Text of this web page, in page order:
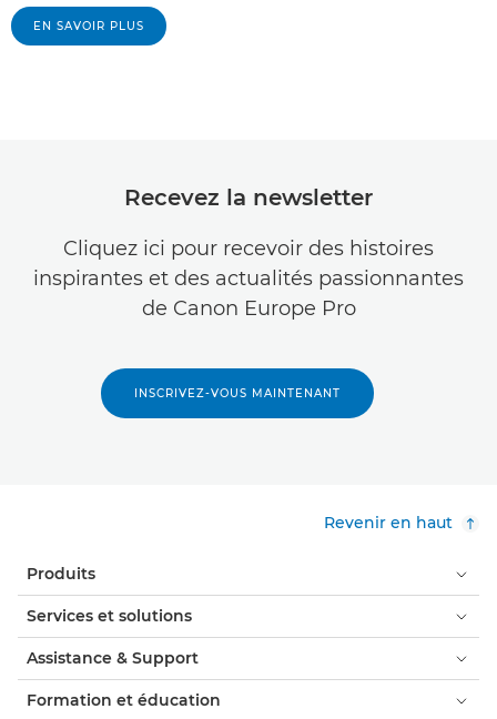
EN SAVOIR PLUS
Recevez la newsletter
Cliquez ici pour recevoir des histoires
inspirantes et des actualités passionnantes
de Canon Europe Pro
INSCRIVEZ-VOUS MAINTENANT
Revenir en haut
Produits
Services et solutions
Assistance & Support
Formation et éducation